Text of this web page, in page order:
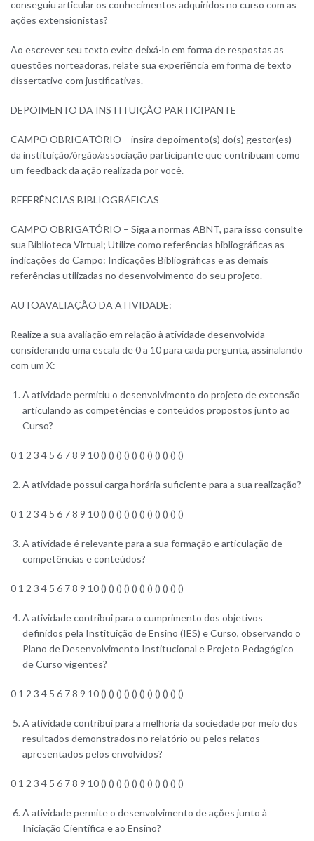
conseguiu articular os conhecimentos adquiridos no curso com as
ações extensionistas?
Ao escrever seu texto evite deixá-lo em forma de respostas as
questões norteadoras, relate sua experiência em forma de texto
dissertativo com justificativas.
DEPOIMENTO DA INSTITUIÇÃO PARTICIPANTE
CAMPO OBRIGATÓRIO – insira depoimento(s) do(s) gestor(es)
da instituição/órgão/associação participante que contribuam como
um feedback da ação realizada por você.
REFERÊNCIAS BIBLIOGRÁFICAS
CAMPO OBRIGATÓRIO – Siga a normas ABNT, para isso consulte
sua Biblioteca Virtual; Utilize como referências bibliográficas as
indicações do Campo: Indicações Bibliográficas e as demais
referências utilizadas no desenvolvimento do seu projeto.
AUTOAVALIAÇÃO DA ATIVIDADE:
Realize a sua avaliação em relação à atividade desenvolvida
considerando uma escala de 0 a 10 para cada pergunta, assinalando
com um X:
A atividade permitiu o desenvolvimento do projeto de extensão
articulando as competências e conteúdos propostos junto ao
Curso?
0 1 2 3 4 5 6 7 8 9 10 () () () () () () () () () () ()
A atividade possui carga horária suficiente para a sua realização?
0 1 2 3 4 5 6 7 8 9 10 () () () () () () () () () () ()
A atividade é relevante para a sua formação e articulação de
competências e conteúdos?
0 1 2 3 4 5 6 7 8 9 10 () () () () () () () () () () ()
A atividade contribui para o cumprimento dos objetivos
definidos pela Instituição de Ensino (IES) e Curso, observando o
Plano de Desenvolvimento Institucional e Projeto Pedagógico
de Curso vigentes?
0 1 2 3 4 5 6 7 8 9 10 () () () () () () () () () () ()
A atividade contribui para a melhoria da sociedade por meio dos
resultados demonstrados no relatório ou pelos relatos
apresentados pelos envolvidos?
0 1 2 3 4 5 6 7 8 9 10 () () () () () () () () () () ()
A atividade permite o desenvolvimento de ações junto à
Iniciação Científica e ao Ensino?